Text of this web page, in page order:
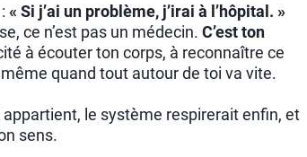
« Si j’ai un problème, j’irai à l’hôpital. »
ce n’est pas un médecin. C’est ton
à écouter ton corps, à reconnaître ce
quand tout autour de toi va vite.
le système respirerait enfin, et
sens.